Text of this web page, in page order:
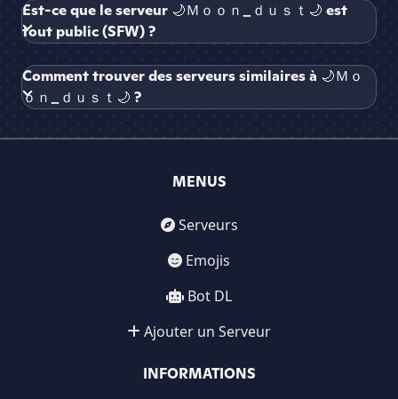
Est-ce que le serveur 🌙Ｍｏｏｎ_ｄｕｓｔ🌙 est
tout public (SFW) ?
Comment trouver des serveurs similaires à 🌙Ｍｏ
ｏｎ_ｄｕｓｔ🌙 ?
MENUS
Serveurs
Emojis
Bot DL
Ajouter un Serveur
INFORMATIONS